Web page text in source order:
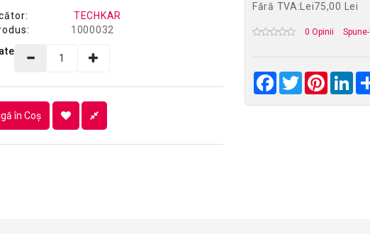
TECHKAR
1000032
în Coş
Fără TVA:Lei75,00 Lei
0 Opinii
Facebook
TwitterPinterest